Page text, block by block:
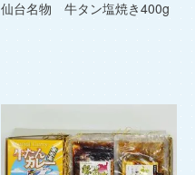
仙台名物 牛タン塩焼き400g